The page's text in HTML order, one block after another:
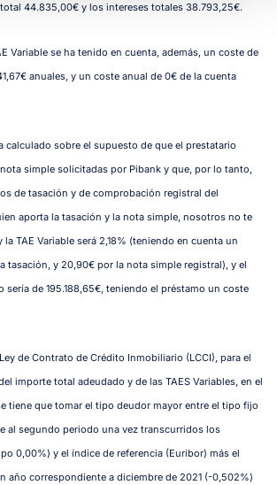
44.835,00€ y los intereses totales 38.793,25€.
Variable se ha tenido en cuenta, además, un coste de
anuales, y un coste anual de 0€ de la cuenta
calculado sobre el supuesto de que el prestatario
simple solicitadas por Pibank y que, por lo tanto,
de tasación y de comprobación registral del
aporta la tasación y la nota simple, nosotros no te
TAE Variable será 2,18% (teniendo en cuenta un
tasación, y 20,90€ por la nota simple registral), y el
sería de 195.188,65€, teniendo el préstamo un coste
de Contrato de Crédito Inmobiliario (LCCI), para el
importe total adeudado y de las TAES Variables, en el
tiene que tomar el tipo deudor mayor entre el tipo fijo
al segundo periodo una vez transcurridos los
0,00%) y el índice de referencia (Euribor) más el
año correspondiente a diciembre de 2021 (-0,502%)